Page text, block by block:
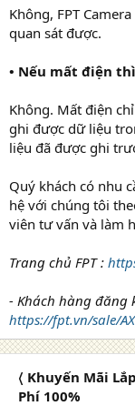
Không, FPT
quan sát được.
• Nếu mất điện
Không. Mất điện
ghi được dữ liệu
liệu đã được ghi
Quý khách có nhu
hệ với chúng tôi
viên tư vấn và làm
Trang chủ FPT :
- Khách hàng đăng
https://fpt.vn/sale/
〈 Khuyến Mãi
Phí 100%